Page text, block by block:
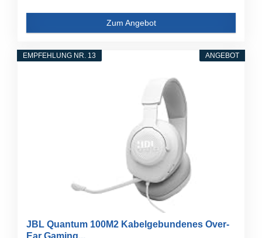
Zum Angebot
ANGEBOT
EMPFEHLUNG NR. 13
JBL Quantum 100M2 Kabelgebundenes Over-
Ear Gaming...